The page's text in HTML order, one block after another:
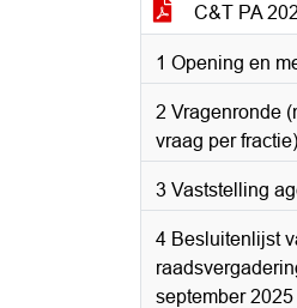
C&T PA
1 Opening en
2 Vragenronde
vraag per fractie)
3 Vaststelling
4 Besluitenlijst
september 2025